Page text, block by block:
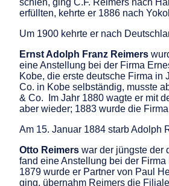
schien, ging C.F. Reimers nach
erfüllten, kehrte er 1886 nach
Um 1900 kehrte er nach
Ernst Adolph Franz Reimers
eine Anstellung bei der Firma
Kobe, die erste deutsche Firma in
Co. in Kobe selbständig, musste
& Co. Im Jahr 1880 wagte er mit
aber wieder; 1883 wurde die
Am 15. Januar 1884 starb Adolph
Otto Reimers war der jüngste der
fand eine Anstellung bei der
1879 wurde er Partner von Paul
ging, übernahm Reimers die